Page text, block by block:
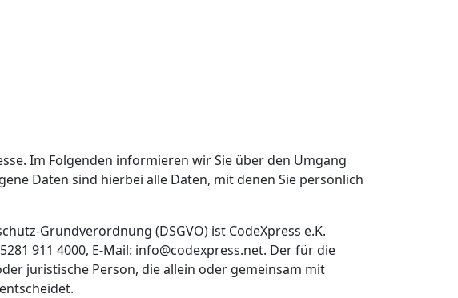
Im Folgenden informieren wir Sie über den Umgang
Daten sind hierbei alle Daten, mit denen Sie persönlich
Grundverordnung (DSGVO) ist CodeXpress e.K.
911 4000, E-Mail: info@codexpress.net. Der für die
juristische Person, die allein oder gemeinsam mit